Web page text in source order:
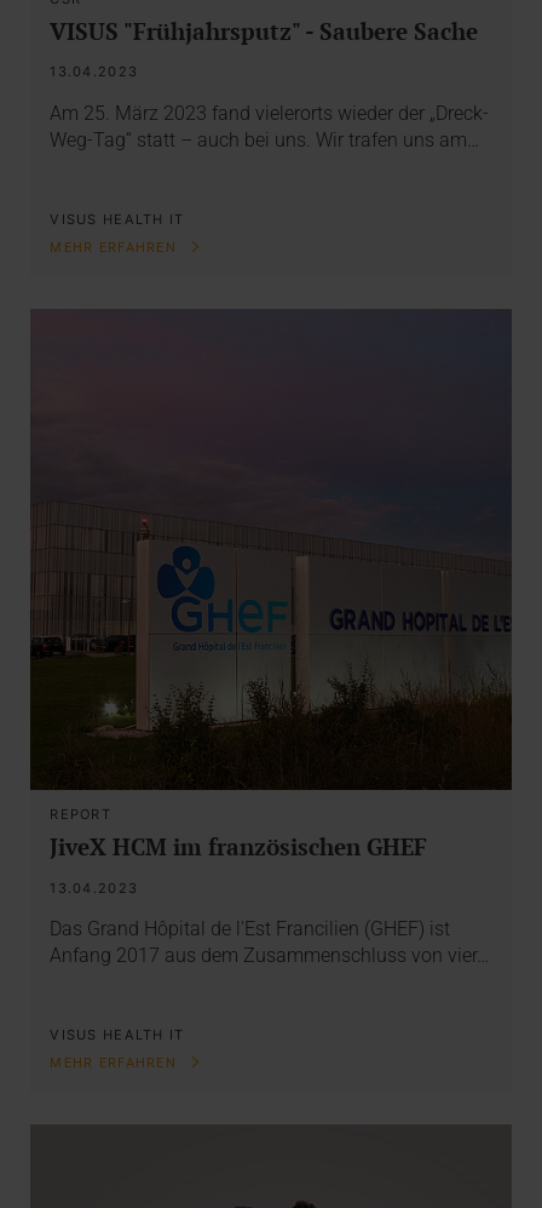
VISUS "Frühjahrsputz" - Saubere Sache
13.04.2023
Am 25. März 2023 fand vielerorts wieder der „Dreck-
Weg-Tag“ statt – auch bei uns. Wir trafen uns am…
VISUS HEALTH IT
MEHR ERFAHREN
REPORT
JiveX HCM im französischen GHEF
13.04.2023
Das Grand Hôpital de l'Est Francilien (GHEF) ist
Anfang 2017 aus dem Zusammenschluss von vier…
VISUS HEALTH IT
MEHR ERFAHREN